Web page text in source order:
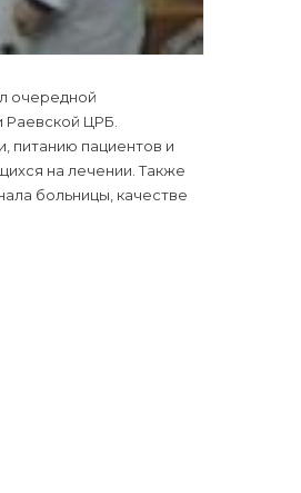
очередной
Раевской ЦРБ.
питанию пациентов и
на лечении. Также
больницы, качестве